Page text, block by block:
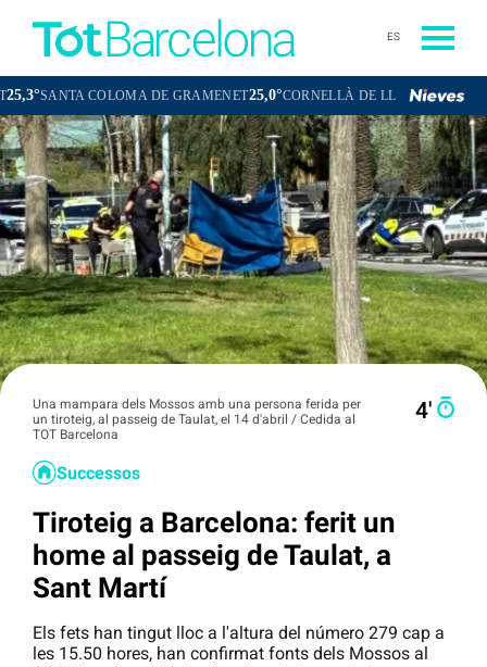
ES
COLOMA DE GRAMENET25,0°CORNELLÀ DE LLOBREGAT23,6°SANT
Una mampara dels Mossos amb una persona ferida per
un tiroteig, al passeig de Taulat, el 14 d'abril / Cedida al
TOT Barcelona
4′
Successos
Tiroteig a Barcelona: ferit un
home al passeig de Taulat, a
Sant Martí
Els fets han tingut lloc a l'altura del número 279 cap a
les 15.50 hores, han confirmat fonts dels Mossos al